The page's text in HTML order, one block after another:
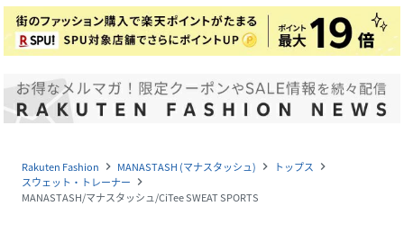
Rakuten Fashion navigate_next MANASTASH (マナスタッシュ) navigate_next トップス navigate_next
スウェット・トレーナー navigate_next
MANASTASH/マナスタッシュ/CiTee SWEAT SPORTS